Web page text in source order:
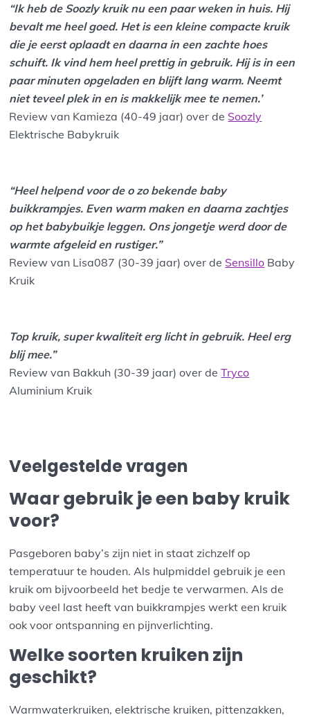
“Ik heb de Soozly kruik nu een paar weken in huis. Hij
bevalt me heel goed. Het is een kleine compacte kruik
die je eerst oplaadt en daarna in een zachte hoes
schuift. Ik vind hem heel prettig in gebruik. Hij is in een
paar minuten opgeladen en blijft lang warm. Neemt
niet teveel plek in en is makkelijk mee te nemen.’
Review van Kamieza (40-49 jaar) over de Soozly
Elektrische Babykruik
“Heel helpend voor de o zo bekende baby
buikkrampjes. Even warm maken en daarna zachtjes
op het babybuikje leggen. Ons jongetje werd door de
warmte afgeleid en rustiger.”
Review van Lisa087 (30-39 jaar) over de Sensillo Baby
Kruik
Top kruik, super kwaliteit erg licht in gebruik. Heel erg
blij mee.”
Review van Bakkuh (30-39 jaar) over deTryco
Aluminium Kruik
Veelgestelde vragen
Waar gebruik je een baby kruik
voor?
Pasgeboren baby’s zijn niet in staat zichzelf op
temperatuur te houden. Als hulpmiddel gebruik je een
kruik om bijvoorbeeld het bedje te verwarmen. Als de
baby veel last heeft van buikkrampjes werkt een kruik
ook voor ontspanning en pijnverlichting.
Welke soorten kruiken zijn
geschikt?
Warmwaterkruiken, elektrische kruiken, pittenzakken,